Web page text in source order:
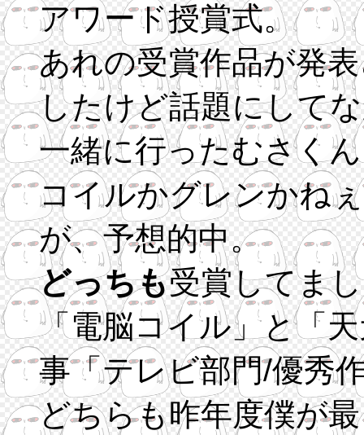
アワード授賞式。
あれの受賞作品が発
したけど話題にして
一緒に行ったむさく
コイルかグレンかね
が、予想的中。
どっちも受賞してま
「電脳コイル」と「
事「テレビ部門/優秀
どちらも昨年度僕が